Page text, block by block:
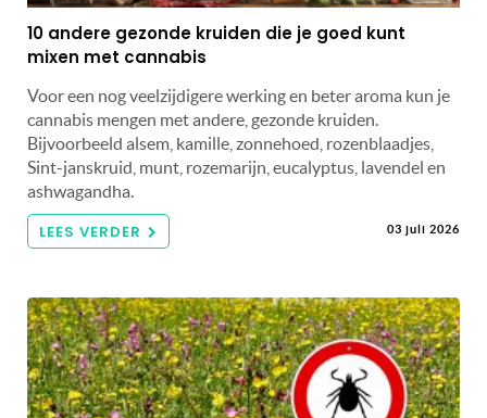
10 andere gezonde kruiden die je goed kunt
mixen met cannabis
Voor een nog veelzijdigere werking en beter aroma kun je
cannabis mengen met andere, gezonde kruiden.
Bijvoorbeeld alsem, kamille, zonnehoed, rozenblaadjes,
Sint-janskruid, munt, rozemarijn, eucalyptus, lavendel en
ashwagandha.
LEES VERDER 03 juli 2026